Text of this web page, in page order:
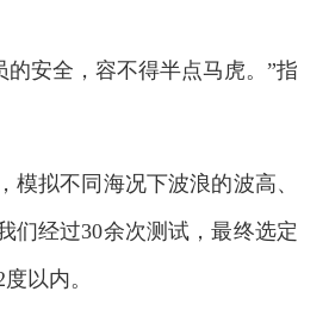
安全，容不得半点马虎。”指
拟不同海况下波浪的波高、
们经过30余次测试，最终选定
以内。